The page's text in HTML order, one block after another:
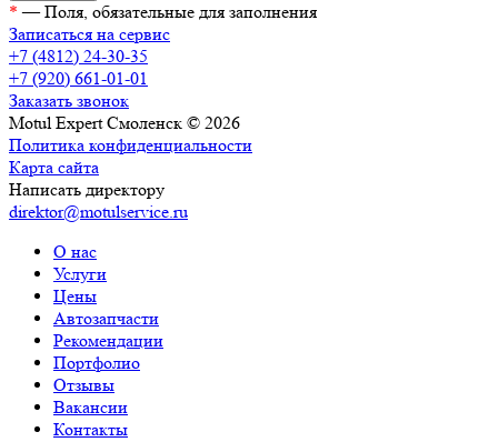
* — Поля, обязательные для заполнения
Записаться на сервис
+7 (4812) 24-30-35
+7 (920) 661-01-01
Заказать звонок
Motul Expert Смоленск © 2026
Политика конфиденциальности
Карта сайта
Написать директору
direktor@motulservice.ru
О нас
Услуги
Цены
Автозапчасти
Рекомендации
Портфолио
Отзывы
Вакансии
Контакты